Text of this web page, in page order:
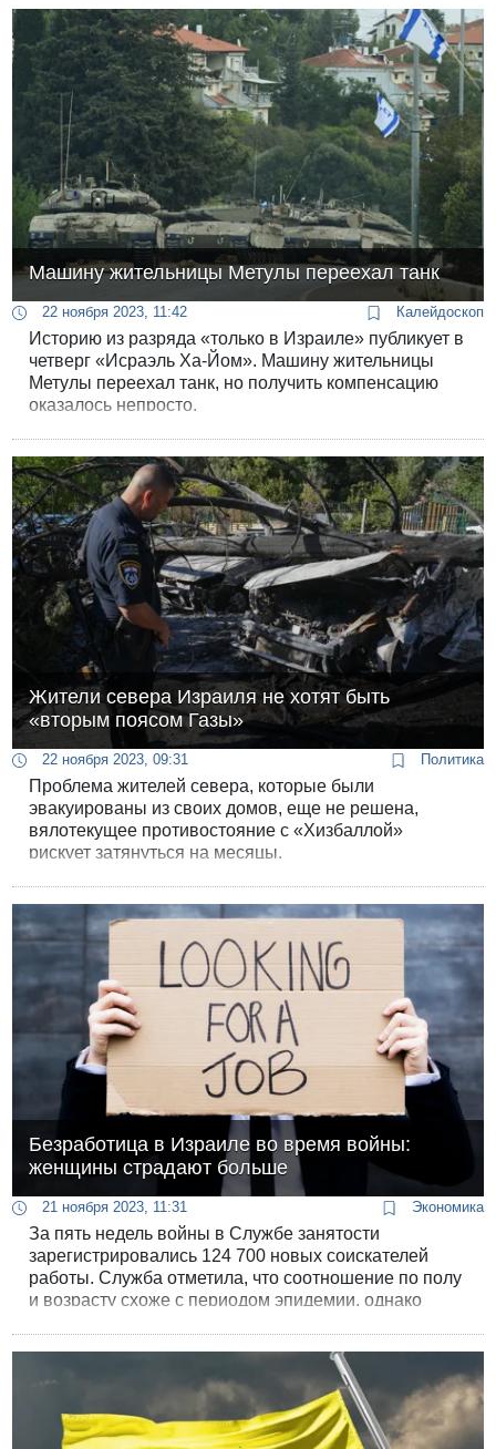
Машину жительницы Метулы переехал танк
22 ноября 2023, 11:42 Калейдоскоп
Историю из разряда «только в Израиле» публикует в
четверг «Исраэль Ха-Йом». Машину жительницы
Метулы переехал танк, но получить компенсацию
оказалось непросто.
Жители севера Израиля не хотят быть
«вторым поясом Газы»
22 ноября 2023, 09:31 Политика
Проблема жителей севера, которые были
эвакуированы из своих домов, еще не решена,
вялотекущее противостояние с «Хизбаллой»
рискует затянуться на месяцы.
Безработица в Израиле во время войны:
женщины страдают больше
21 ноября 2023, 11:31 Экономика
За пять недель войны в Службе занятости
зарегистрировались 124 700 новых соискателей
работы. Служба отметила, что соотношение по полу
и возрасту схоже с периодом эпидемии, однако